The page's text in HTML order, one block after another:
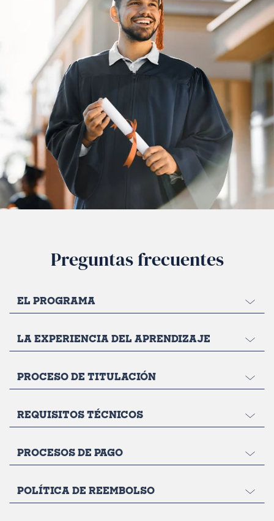
Preguntas frecuentes
EL PROGRAMA
LA EXPERIENCIA DEL APRENDIZAJE
PROCESO DE TITULACIÓN
REQUISITOS TÉCNICOS
PROCESOS DE PAGO
POLÍTICA DE REEMBOLSO